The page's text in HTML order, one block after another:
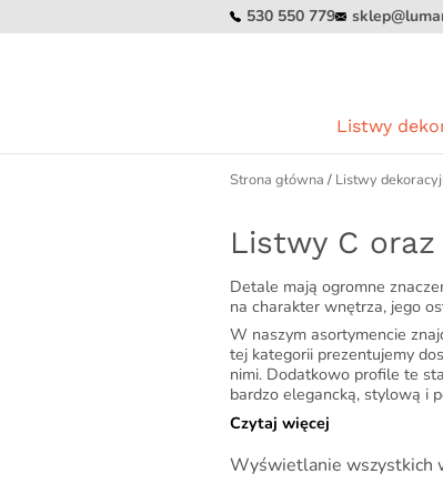
530 550 779
Listwy
Kategorie
Płaskowniki ozdobne
Listwy C oraz U
Kątowniki
Teowniki T
Listwy L
Listwy kwadratowe Q
Zakończenia Q
Kategorie
Listwy spadkowe do
liniowego
Listwy do szyby
Listwy czołowe
Kategorie
Odpływy liniowe 70 cm
Odpływy liniowe 80 cm
Odpływy liniowe 90 cm
Strona główna / Listwy
Listwy C
Detale mają ogromne
na charakter wnętrza, jego
W naszym asortymencie
tej kategorii prezentujemy
nimi. Dodatkowo profile te
bardzo elegancką, stylową i
Czytaj więcej
Wyświetlanie wszystkich